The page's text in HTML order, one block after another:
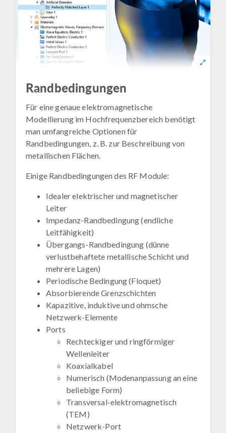
Randbedingungen
Für eine genaue elektromagnetische
Modellierung im Hochfrequenzbereich benötigt
man umfangreiche Optionen für
Randbedingungen, z. B. zur Beschreibung von
metallischen Flächen.
Einige Randbedingungen des RF Module:
Idealer elektrischer und magnetischer
Leiter
Impedanz-Randbedingung (endliche
Leitfähigkeit)
Übergangs-Randbedingung (dünne
verlustbehaftete metallische Schicht und
mehrere Lagen)
Periodische Bedingung (Floquet)
Absorbierende Grenzschichten
Kapazitive, induktive und ohmsche
Netzwerk-Elemente
Ports
Rechteckiger und ringförmiger
Wellenleiter
Koaxialkabel
Numerisch (Modenanpassung an eine
beliebige Form)
Transversal-elektromagnetisch
(TEM)
Netzwerk-Port